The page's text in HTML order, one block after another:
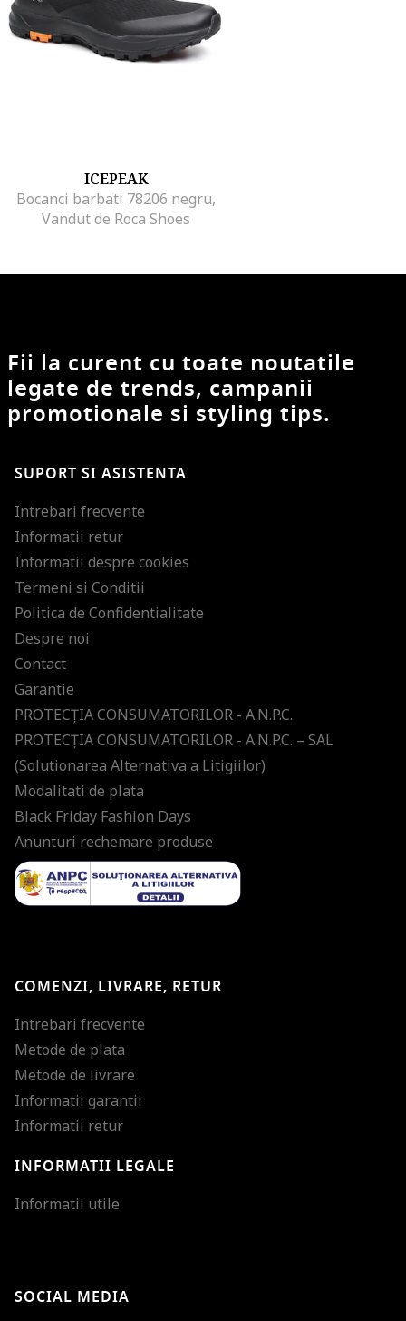
ICEPEAK
Bocanci barbati 78206 negru,
Vandut de Roca Shoes
Fii la curent cu toate noutatile
legate de trends, campanii
promotionale si styling tips.
SUPORT SI ASISTENTA
Intrebari frecvente
Informatii retur
Informatii despre cookies
Termeni si Conditii
Politica de Confidentialitate
Despre noi
Contact
Garantie
PROTECŢIA CONSUMATORILOR - A.N.P.C.
PROTECŢIA CONSUMATORILOR - A.N.P.C. – SAL
(Solutionarea Alternativa a Litigiilor)
Modalitati de plata
Black Friday Fashion Days
Anunturi rechemare produse
COMENZI, LIVRARE, RETUR
Intrebari frecvente
Metode de plata
Metode de livrare
Informatii garantii
Informatii retur
INFORMATII LEGALE
Informatii utile
SOCIAL MEDIA